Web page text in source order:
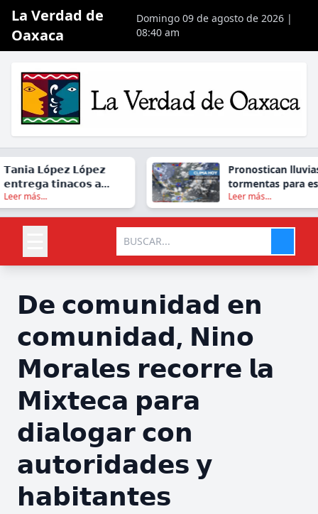
La Verdad de
Oaxaca
Domingo 09 de agosto de 2026 |
08:40 am
𝗟ó𝗽𝗲𝘇 𝗟ó𝗽𝗲𝘇
𝘁𝗶𝗻𝗮𝗰𝗼𝘀 𝗮
𝗱𝗲
más...
Pronostican lluvias y
tormentas para este
viernes en gran
Oaxaca
Leer más...
𝗗𝗲 𝗰𝗼𝗺𝘂𝗻𝗶𝗱𝗮𝗱 𝗲𝗻
𝗰𝗼𝗺𝘂𝗻𝗶𝗱𝗮𝗱, 𝗡𝗶n𝗼
𝗠𝗼𝗿𝗮𝗹𝗲𝘀 𝗿𝗲𝗰𝗼𝗿𝗿𝗲 𝗹𝗮
𝗠𝗶𝘅𝘁𝗲𝗰𝗮 𝗽𝗮𝗿𝗮
𝗱𝗶𝗮𝗹𝗼𝗴𝗮𝗿 𝗰𝗼𝗻
𝗮𝘂𝘁𝗼𝗿𝗶𝗱𝗮𝗱𝗲𝘀 𝘆
𝗵𝗮𝗯𝗶𝘁𝗮𝗻𝘁𝗲𝘀